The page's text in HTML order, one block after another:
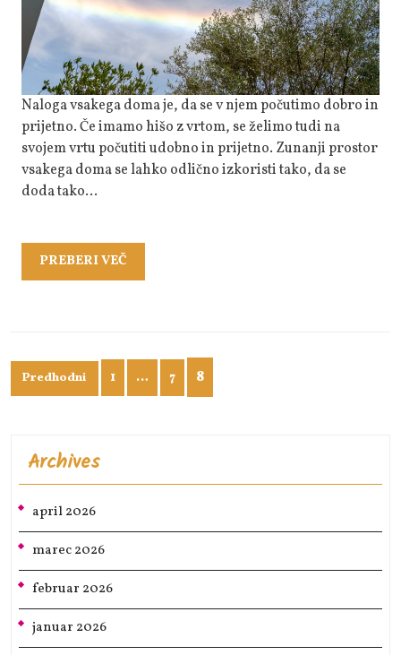
Doma
Naloga vsakega doma je, da se v njem počutimo dobro in
prijetno. Če imamo hišo z vrtom, se želimo tudi na
svojem vrtu počutiti udobno in prijetno. Zunanji prostor
vsakega doma se lahko odlično izkoristi tako, da se
doda tako…
PREBERI VEČ
VEČ
Številčenje
prispevkov
Predhodni 1 … 7 8
Archives
april 2026
marec 2026
februar 2026
januar 2026